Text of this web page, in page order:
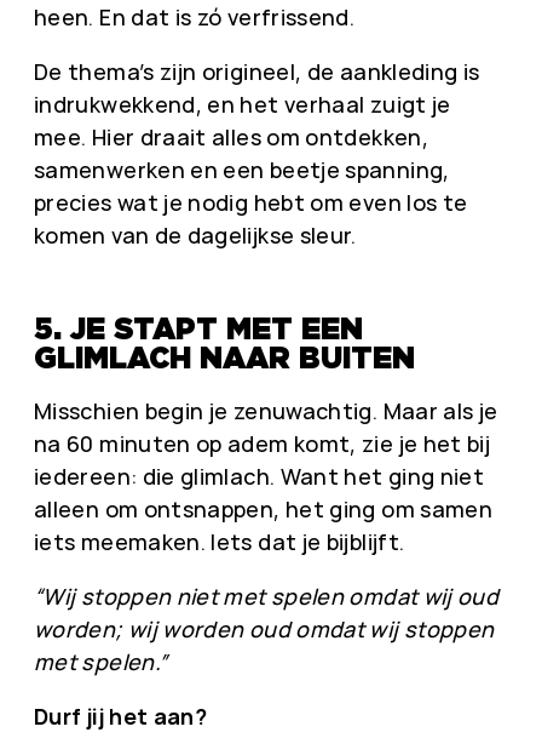
heen. En dat is zó verfrissend.
De thema’s zijn origineel, de aankleding is
indrukwekkend, en het verhaal zuigt je
mee. Hier draait alles om ontdekken,
samenwerken en een beetje spanning,
precies wat je nodig hebt om even los te
komen van de dagelijkse sleur.
5. JE STAPT MET EEN
GLIMLACH NAAR BUITEN
Misschien begin je zenuwachtig. Maar als je
na 60 minuten op adem komt, zie je het bij
iedereen: die glimlach. Want het ging niet
alleen om ontsnappen, het ging om samen
iets meemaken. Iets dat je bijblijft.
“Wij stoppen niet met spelen omdat wij oud
worden; wij worden oud omdat wij stoppen
met spelen.”
Durf jij het aan?